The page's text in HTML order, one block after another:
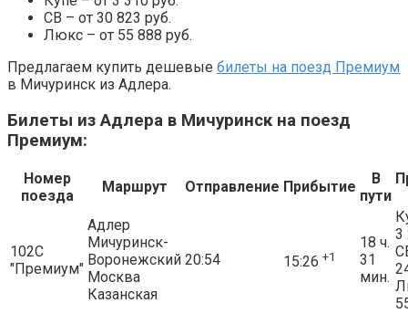
СВ – от 30 823 руб.
Люкс – от 55 888 руб.
Предлагаем купить дешевые билеты на поезд Премиум
в Мичуринск из Адлера.
Билеты из Адлера в Мичуринск на поезд
Премиум:
Номер
поезда
Маршрут Отправление Прибытие
В
пути
102С
"Премиум"
Адлер
Мичуринск-
Воронежский
Москва
Казанская
20:54 15:26 +1
18 ч.
31
мин.
3